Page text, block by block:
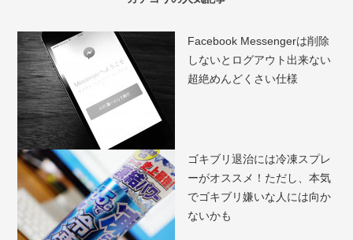
Facebook Messengerは削除
しないとログアウト出来ない
超絶めんどくさい仕様
ゴキブリ退治には冷凍スプレ
ーがオススメ！ただし、本気
でゴキブリ嫌いな人には向か
ないかも